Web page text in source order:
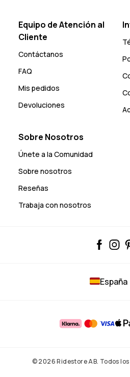
Equipo de Atención al
Cliente
Contáctanos
FAQ
Mis pedidos
Devoluciones
Sobre Nosotros
Únete a la Comunidad
Sobre nosotros
Reseñas
Trabaja con nosotros
España
© 2026 Ridestore AB. Todos